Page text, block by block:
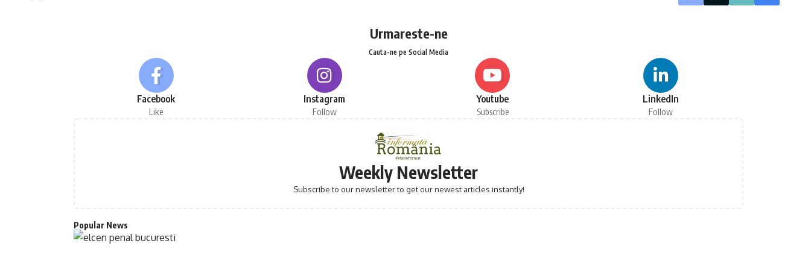
Urmareste-ne
Cauta-ne pe Social Media
Facebook
Like
Instagram
Follow
Youtube
Subscribe
LinkedIn
Follow
Weekly Newsletter
Subscribe to our newsletter to get our newest articles instantly!
Popular News